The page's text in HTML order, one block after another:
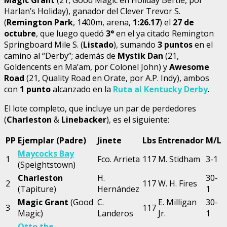
Harlan’s Holiday), ganador del Clever Trevor S.
(Remington Park, 1400m, arena, 1:26.17) el 27 de
octubre, que luego quedó 3°en el ya citado Remington
Springboard Mile S. (Listado), sumando 3 puntosen el
camino al “Derby”; además de Mystik Dan (21,
Goldencents en Ma’am, por Colonel John) yAwesome
Road (21, Quality Road en Orate, por A.P. Indy), ambos
con 1 puntoalcanzado en la Ruta al Kentucky Derby.
El lote completo, que incluye un par de perdedores
(Charleston & Linebacker), es el siguiente:
PP Ejemplar (Padre) Jinete Lbs Entrenador M/L
1
Maycocks Bay
(Speightstown)
Fco. Arrieta 117 M. Stidham 3-1
2
Charleston
(Tapiture)
H.
Hernández 117W. H. Fires
30-
1
3
Magic Grant (Good
Magic)
C.
Landeros
117 E. Milligan
Jr.
30-
1